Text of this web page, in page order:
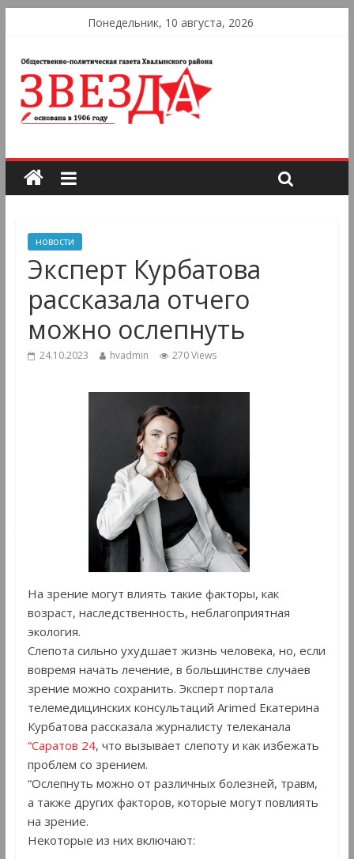
Понедельник, 10 августа, 2026
новости
Эксперт Курбатова
рассказала отчего
можно ослепнуть
24.10.2023 hvadmin 270 Views
На зрение могут влиять такие факторы, как
возраст, наследственность, неблагоприятная
экология.
Слепота сильно ухудшает жизнь человека, но, если
вовремя начать лечение, в большинстве случаев
зрение можно сохранить. Эксперт портала
телемедицинских консультаций Arimed Екатерина
Курбатова рассказала журналисту телеканала
“Саратов 24, что вызывает слепоту и как избежать
проблем со зрением.
“Ослепнуть можно от различных болезней, травм,
а также других факторов, которые могут повлиять
на зрение.
Некоторые из них включают: